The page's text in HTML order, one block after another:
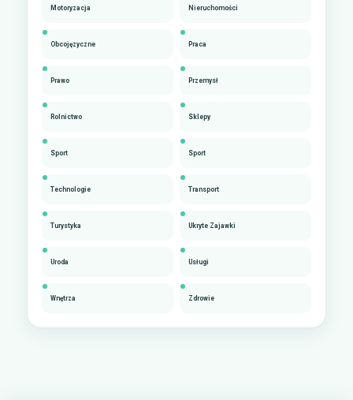
Motoryzacja Nieruchomości
Obcojęzyczne Praca
Prawo Przemysł
Rolnictwo Sklepy
Sport Sport
Technologie Transport
Turystyka Ukryte Zajawki
Uroda Usługi
Wnętrza Zdrowie